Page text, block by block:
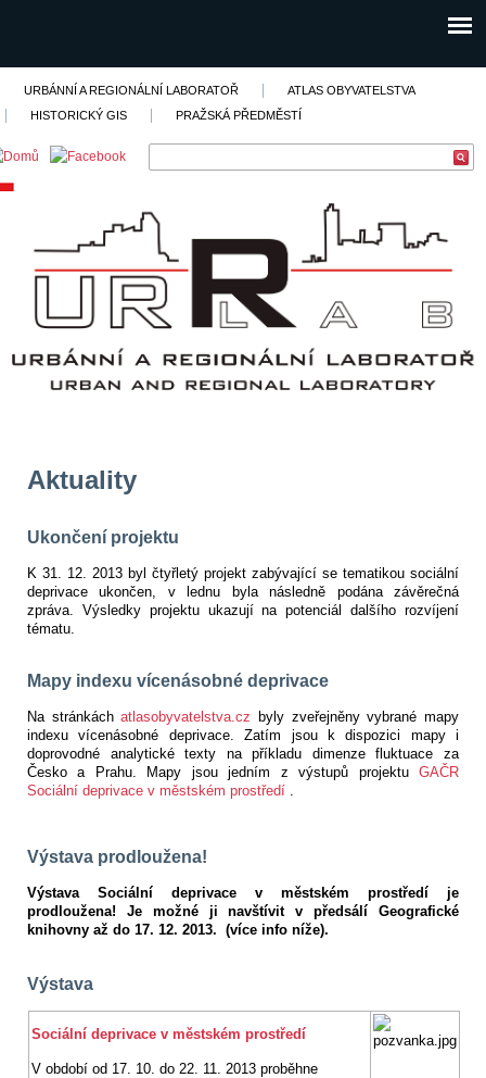
URBÁNNÍ A REGIONÁLNÍ LABORATOŘ
ATLAS OBYVATELSTVA
HISTORICKÝ GIS
PRAŽSKÁ PŘEDMĚSTÍ
Aktuality
Ukončení projektu
K 31. 12. 2013 byl čtyřletý projekt zabývající se tematikou sociální
deprivace ukončen, v lednu byla následně podána závěrečná
zpráva. Výsledky projektu ukazují na potenciál dalšího rozvíjení
tématu.
Mapy indexu vícenásobné deprivace
Na stránkáchatlasobyvatelstva.cz
byly zveřejněny vybrané mapy
indexu vícenásobné deprivace. Zatím jsou k dispozici mapy i
doprovodné analytické texty na příkladu dimenze fluktuace za
Česko a Prahu. Mapy jsou jedním z výstupů projektu GAČR
Sociální deprivace v městském prostředí .
Výstava prodloužena!
Výstava Sociální deprivace v městském prostředí je
prodloužena! Je možné ji navštívit v předsálí Geografické
knihovny až do 17. 12. 2013. (více info níže).
Výstava
Sociální deprivace v městském prostředí
V období od 17. 10. do 22. 11. 2013 proběhne